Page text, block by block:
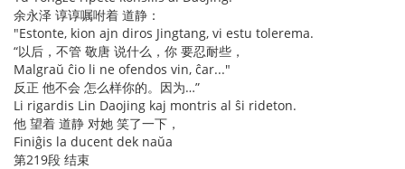
余永泽 谆谆嘱咐着 道静：
"Estonte, kion ajn diros Jingtang, vi estu tolerema.
“以后，不管 敬唐 说什么，你 要忍耐些，
Malgraŭ ĉio li ne ofendos vin, ĉar..."
反正 他不会 怎么样你的。因为…”
Li rigardis Lin Daojing kaj montris al ŝi rideton.
他 望着 道静 对她 笑了一下，
Finiĝis la ducent dek naŭa
第219段 结束